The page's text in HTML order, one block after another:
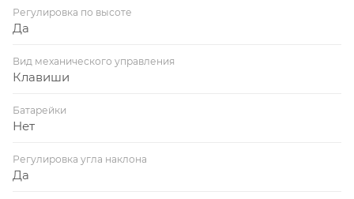
Регулировка по высоте
Да
Вид механического управления
Клавиши
Батарейки
Нет
Регулировка угла наклона
Да